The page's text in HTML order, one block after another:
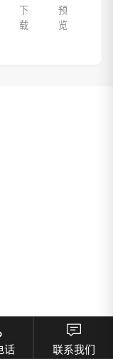
话 联系我们
下
载
预
览